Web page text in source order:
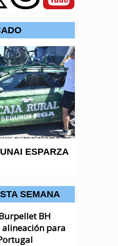
ESPARZA
SEMANA
BH
para